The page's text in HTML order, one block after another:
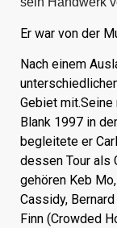
Er war von der
Nach einem
Gebiet
Blank 1997 in
begleitete er
dessen Tour als
gehören Keb Mo,
Cassidy,
Finn (Crowded